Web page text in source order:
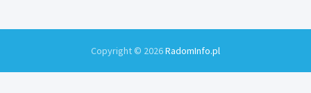
Copyright © 2026RadomInfo.pl